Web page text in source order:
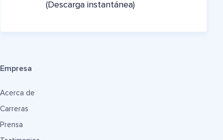
(Descarga instantánea)
Empresa
Acerca de
Carreras
Prensa